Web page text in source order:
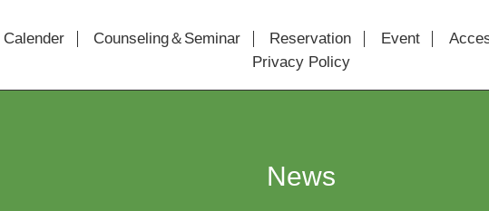
Calender Counseling＆Seminar Reservation Event
Privacy Policy
News